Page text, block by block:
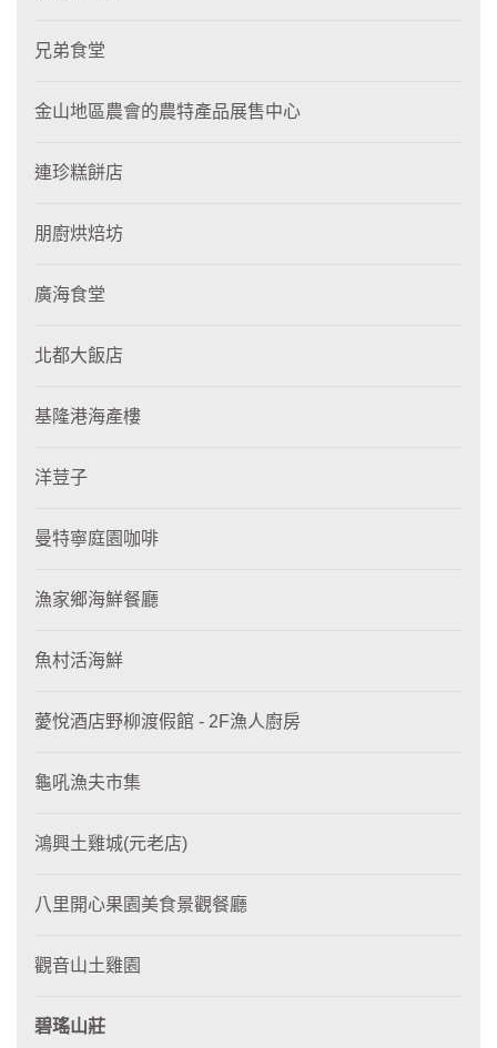
兄弟食堂
金山地區農會的農特產品展售中心
連珍糕餅店
朋廚烘焙坊
廣海食堂
北都大飯店
基隆港海產樓
洋荳子
曼特寧庭園咖啡
漁家鄉海鮮餐廳
魚村活海鮮
薆悅酒店野柳渡假館 - 2F漁人廚房
龜吼漁夫市集
鴻興土雞城(元老店)
八里開心果園美食景觀餐廳
觀音山土雞園
碧瑤山莊